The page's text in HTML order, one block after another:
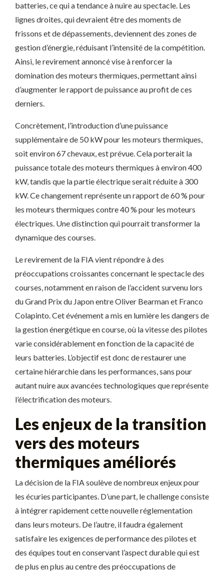
batteries, ce qui a tendance à nuire au spectacle. Les
lignes droites, qui devraient être des moments de
frissons et de dépassements, deviennent des zones de
gestion d’énergie, réduisant l’intensité de la compétition.
Ainsi, le revirement annoncé vise à renforcer la
domination des moteurs thermiques, permettant ainsi
d’augmenter le rapport de puissance au profit de ces
derniers.
Concrètement, l’introduction d’une puissance
supplémentaire de 50 kW pour les moteurs thermiques,
soit environ 67 chevaux, est prévue. Cela porterait la
puissance totale des moteurs thermiques à environ 400
kW, tandis que la partie électrique serait réduite à 300
kW. Ce changement représente un rapport de 60 % pour
les moteurs thermiques contre 40 % pour les moteurs
électriques. Une distinction qui pourrait transformer la
dynamique des courses.
Le revirement de la FIA vient répondre à des
préoccupations croissantes concernant le spectacle des
courses, notamment en raison de l’accident survenu lors
du Grand Prix du Japon entre Oliver Bearman et Franco
Colapinto. Cet événement a mis en lumière les dangers de
la gestion énergétique en course, où la vitesse des pilotes
varie considérablement en fonction de la capacité de
leurs batteries. L’objectif est donc de restaurer une
certaine hiérarchie dans les performances, sans pour
autant nuire aux avancées technologiques que représente
l’électrification des moteurs.
Les enjeux de la transition
vers des moteurs
thermiques améliorés
La décision de la FIA soulève de nombreux enjeux pour
les écuries participantes. D’une part, le challenge consiste
à intégrer rapidement cette nouvelle réglementation
dans leurs moteurs. De l’autre, il faudra également
satisfaire les exigences de performance des pilotes et
des équipes tout en conservant l’aspect durable qui est
de plus en plus au centre des préoccupations de